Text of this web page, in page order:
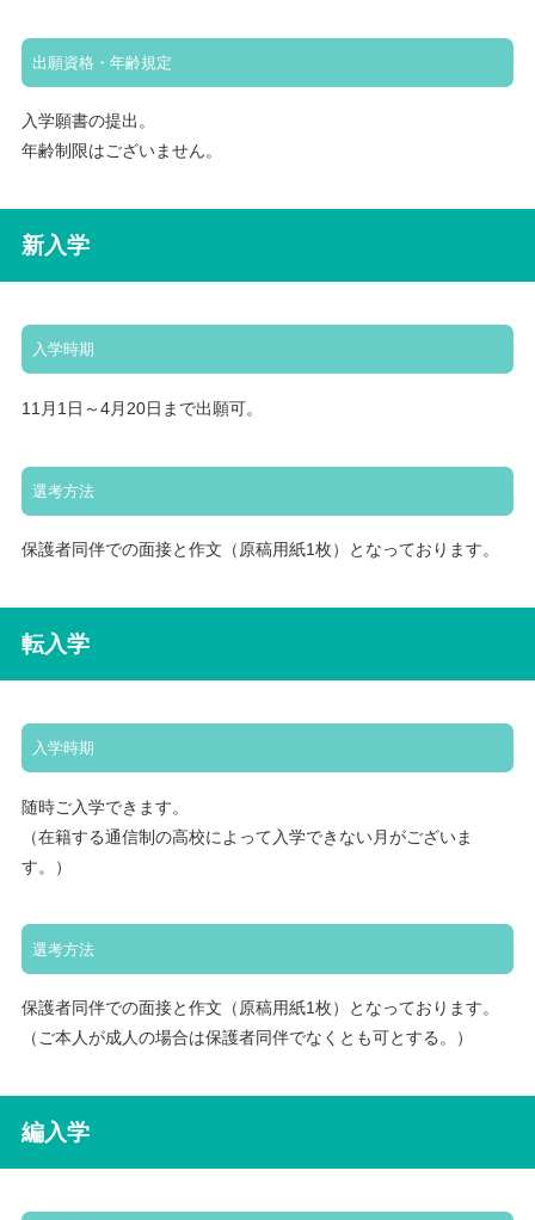
出願資格・年齢規定
入学願書の提出。
年齢制限はございません。
新入学
入学時期
11月1日～4月20日まで出願可。
選考方法
保護者同伴での面接と作文（原稿用紙1枚）となっております。
転入学
入学時期
随時ご入学できます。
（在籍する通信制の高校によって入学できない月がございま
す。）
選考方法
保護者同伴での面接と作文（原稿用紙1枚）となっております。
（ご本人が成人の場合は保護者同伴でなくとも可とする。）
編入学